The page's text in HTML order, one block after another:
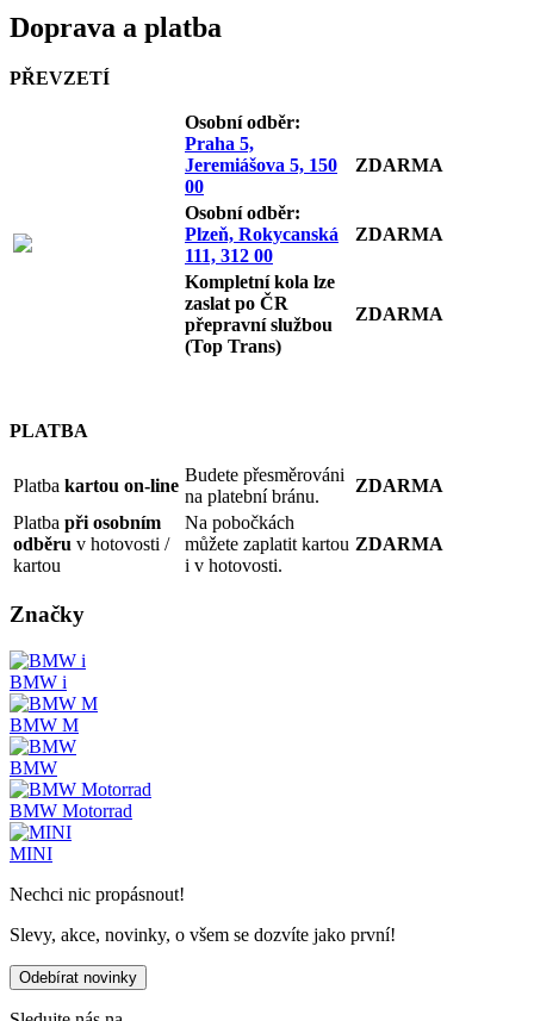
Doprava a platba
PŘEVZETÍ
Osobní odběr:
Praha 5,
Jeremiášova 5, 150
00
ZDARMA
Osobní odběr:
Plzeň, Rokycanská
111, 312 00
ZDARMA
Kompletní kola lze
zaslat po ČR
přepravní službou
(Top Trans)
ZDARMA
PLATBA
Platba kartou on-line
Budete přesměrováni
na platební bránu.
ZDARMA
Platba při osobním
odběru v hotovosti /
kartou
Na pobočkách
můžete zaplatit kartou
i v hotovosti.
ZDARMA
Značky
BMW i
BMW M
BMW
BMW Motorrad
MINI
Nechci nic propásnout!
Slevy, akce, novinky, o všem se dozvíte jako první!
Odebírat novinky